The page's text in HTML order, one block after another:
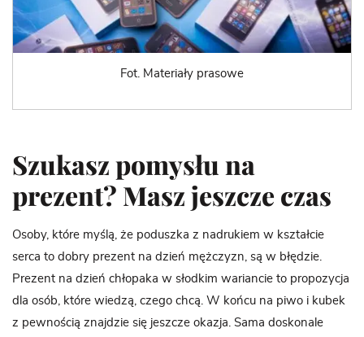
Fot. Materiały prasowe
Szukasz pomysłu na
prezent? Masz jeszcze czas
Osoby, które myślą, że poduszka z nadrukiem w kształcie
serca to dobry prezent na dzień mężczyzn, są w błędzie.
Prezent na dzień chłopaka w słodkim wariancie to propozycja
dla osób, które wiedzą, czego chcą. W końcu na piwo i kubek
z pewnością znajdzie się jeszcze okazja. Sama doskonale